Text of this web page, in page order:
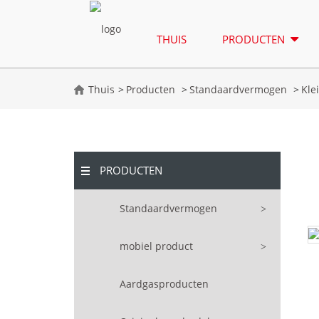
THUIS PRODUCTEN
Thuis Producten Standaardvermogen
PRODUCTEN
Standaardvermogen
mobiel product
Aardgasproducten